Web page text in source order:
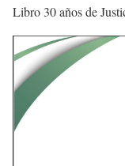
Libro 30 años de